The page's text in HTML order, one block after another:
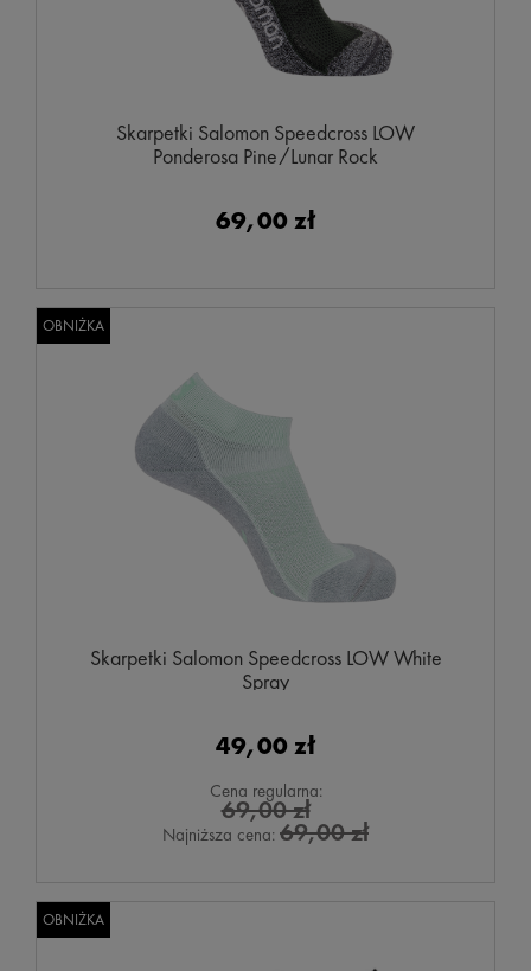
Skarpetki Salomon Speedcross LOW
Ponderosa Pine/Lunar Rock
69,00 zł
Skarpetki Salomon Speedcross LOW White
Spray
49,00 zł
Cena regularna:
69,00 zł
Najniższa cena: 69,00 zł
OBNIŻKA
OBNIŻKA